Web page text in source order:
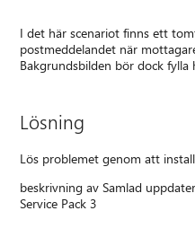
I det här scenariot finns ett
postmeddelandet när
Bakgrundsbilden bör dock
Lösning
Lös problemet genom att
beskrivning av Samlad
Service Pack 3